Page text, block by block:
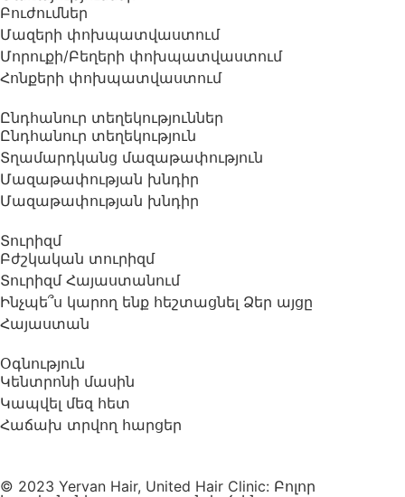
Բուժումներ
Մազերի փոխպատվաստում
Մորուքի/Բեղերի փոխպատվաստում
Հոնքերի փոխպատվաստում
Ընդհանուր տեղեկություններ
Ընդհանուր տեղեկություն
Տղամարդկանց մազաթափություն
Մազաթափության խնդիր
Մազաթափության խնդիր
Տուրիզմ
Բժշկական տուրիզմ
Տուրիզմ Հայաստանում
Ինչպե՞ս կարող ենք հեշտացնել Ձեր այցը
Հայաստան
Օգնություն
Կենտրոնի մասին
Կապվել մեզ հետ
Հաճախ տրվող հարցեր
© 2023 Yervan Hair, United Hair Clinic: Բոլոր